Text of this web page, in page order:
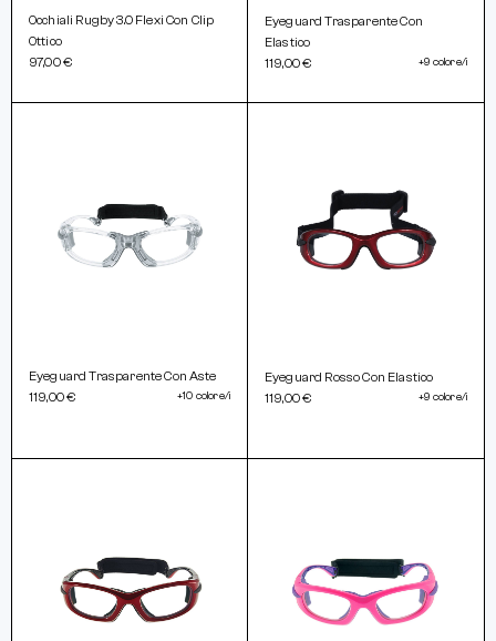
Occhiali Rugby 3.0 Flexi Con Clip
Ottico
97,00 €
Eyeguard Trasparente Con
Elastico
119,00 €
+9 colore/i
Eyeguard Trasparente Con Aste
119,00 €
+10 colore/i
Eyeguard Rosso Con Elastico
119,00 €
+9 colore/i